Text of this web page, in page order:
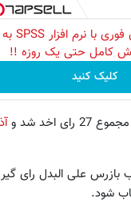
تحلیل آماری فوری با نرم افزار SPSS به
کامل حتی یک روزه !!
کلیک کنید
بازرس علی البدل رای